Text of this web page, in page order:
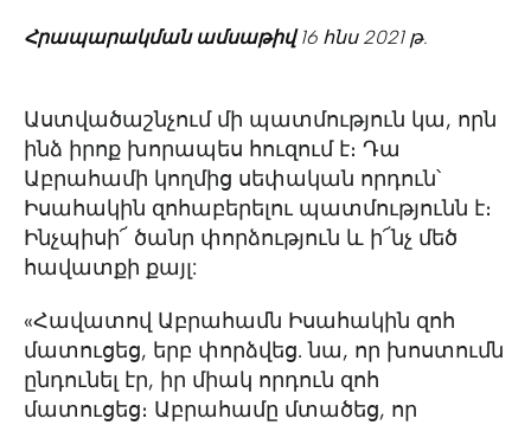
Հրապարակման ամսաթիվ16 հնս 2021 թ.
Աստվածաշնչում մի պատմություն կա, որն
ինձ իրոք խորապես հուզում է։ Դա
Աբրահամի կողմից սեփական որդուն՝
Իսահակին զոհաբերելու պատմությունն է։
Ինչպիսի՜ ծանր փորձություն և ի՜նչ մեծ
հավատքի քայլ:
«Հավատով Աբրահամն Իսահակին զոհ
մատուցեց, երբ փորձվեց. նա, որ խոստումն
ընդունել էր, իր միակ որդուն զոհ
մատուցեց։ Աբրահամը մտածեց, որ